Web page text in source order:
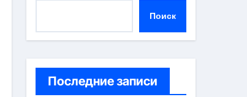
Поиск
Последние записи